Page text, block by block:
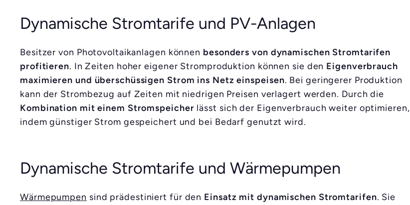
Dynamische Stromtarife und PV-Anlagen
Besitzer von Photovoltaikanlagen können besonders von dynamischen Stromtarifen
profitieren. In Zeiten hoher eigener Stromproduktion können sie den Eigenverbrauch
maximieren und überschüssigen Strom ins Netz einspeisen. Bei geringerer Produktion
kann der Strombezug auf Zeiten mit niedrigen Preisen verlagert werden. Durch die
Kombination mit einem Stromspeicher lässt sich der Eigenverbrauch weiter optimieren,
indem günstiger Strom gespeichert und bei Bedarf genutzt wird.
Dynamische Stromtarife und Wärmepumpen
Wärmepumpen sind prädestiniert für den Einsatz mit dynamischen Stromtarifen. Sie